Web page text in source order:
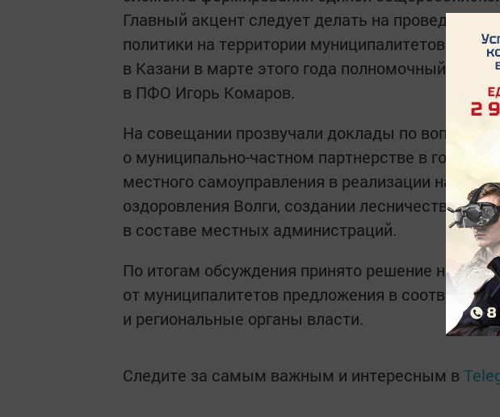
Главный акцент следует делать на проведении
политики на территории муниципалитетов, о чем
в Казани в марте этого года полномочный
в ПФО Игорь Комаров.
На совещании прозвучали доклады по вопросам
о муниципально-частном партнерстве в городах
местного самоуправления в реализации
оздоровления Волги, создании лесничеств и
в составе местных администраций.
По итогам обсуждения принято решение
от муниципалитетов предложения в
и региональные органы власти.
Следите за самым важным и интересным в